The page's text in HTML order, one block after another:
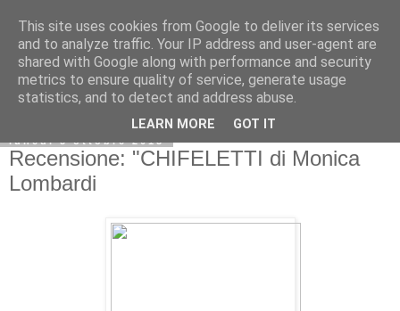
lunedì 5 ottobre 2015
Recensione: "CHIFELETTI di Monica
Lombardi
This site uses cookies from Google to deliver its services
and to analyze traffic. Your IP address and user-agent are
shared with Google along with performance and security
metrics to ensure quality of service, generate usage
statistics, and to detect and address abuse.
LEARN MORE GOT IT